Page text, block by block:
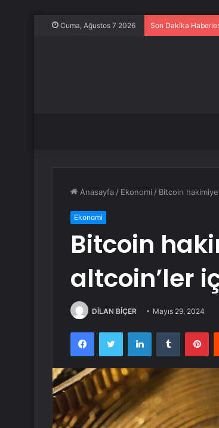
Cuma, Ağustos 7 2026 Son Dakika
Anasayfa / Ekonomi / Bitcoin
Ekonomi
Bitcoin
altcoin’ler
DİLAN BİÇER Mayıs 29, 2024
FacebookTwitter LinkedInTumblr